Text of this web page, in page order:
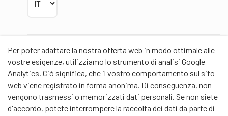
Per poter adattare la nostra offerta web in modo ottimale alle
vostre esigenze, utilizziamo lo strumento di analisi Google
Analytics. Ciò significa, che il vostro comportamento sul sito
web viene registrato in forma anonima. Di conseguenza, non
vengono trasmessi o memorizzati dati personali. Se non siete
d'accordo, potete interrompere la raccolta dei dati da parte di
Partner